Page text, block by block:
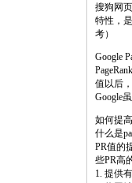
搜狗网
特性，
考）
Google
值以后
Google
如何提
什么是
PR值的
些PR高
1. 提供